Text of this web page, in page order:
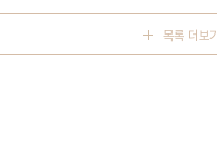
목록 더보기